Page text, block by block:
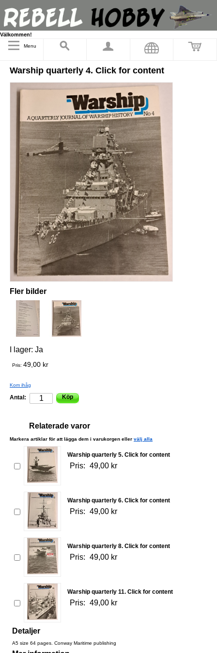
Välkommen!
Menu
Warship quarterly 4. Click for content
Fler bilder
I lager: Ja
Pris: 49,00 kr
Kom ihåg
Antal: Köp
Relaterade varor
Markera artiklar för att lägga dem i varukorgen eller välj alla
Warship quarterly 5. Click for content
Pris: 49,00 kr
Warship quarterly 6. Click for content
Pris: 49,00 kr
Warship quarterly 8. Click for content
Pris: 49,00 kr
Warship quarterly 11. Click for content
Pris: 49,00 kr
Detaljer
A5 size 64 pages. Conway Maritime publishing